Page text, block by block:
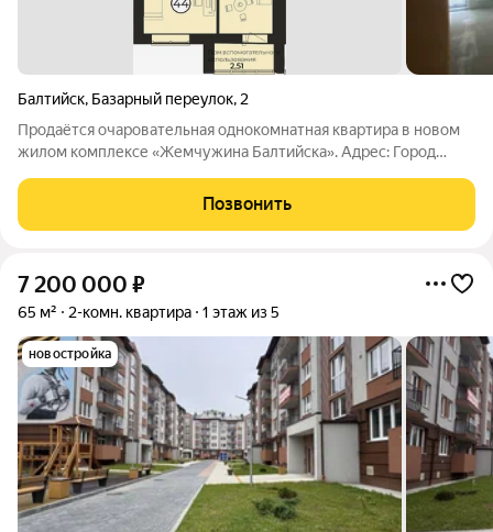
Балтийск, Базарный переулок, 2
Продаётся очаровательная однокомнатная квартира в новом
жилом комплексе «Жемчужина Балтийска». Адрес: Город
этаже, кирпичного дома повышенной комфортности. Общее
Позвонить
7 200 000 ₽
65 м² 2-комн. квартира 1 этаж из 5
новостройка